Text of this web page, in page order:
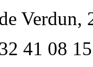
Verdun,
41 08 15